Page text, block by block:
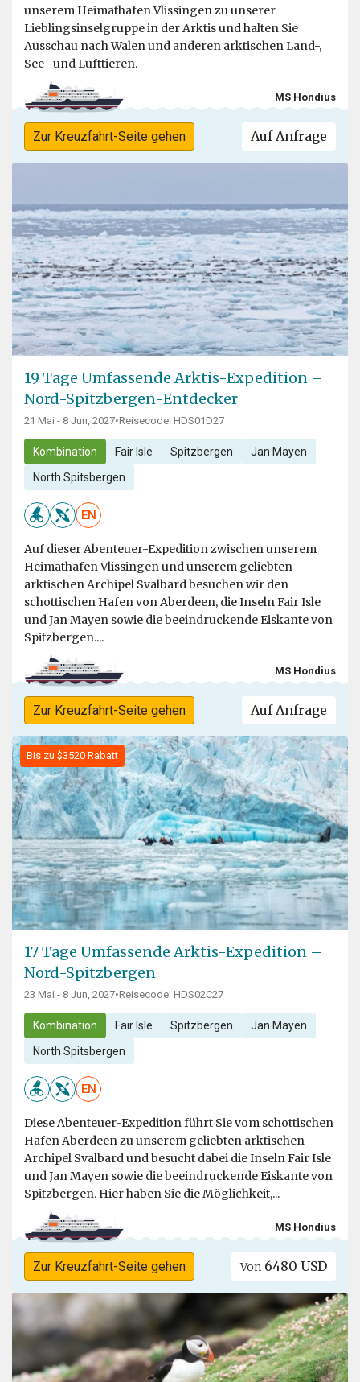
unserem Heimathafen Vlissingen zu unserer
Lieblingsinselgruppe in der Arktis und halten Sie
Ausschau nach Walen und anderen arktischen Land-,
See- und Lufttieren.
MS Hondius
Zur Kreuzfahrt-Seite gehen Auf Anfrage
19 Tage Umfassende Arktis-Expedition –
Nord-Spitzbergen-Entdecker
21 Mai - 8 Jun, 2027•Reisecode: HDS01D27
Kombination Fair Isle Spitzbergen Jan Mayen
North Spitsbergen
EN
Auf dieser Abenteuer-Expedition zwischen unserem
Heimathafen Vlissingen und unserem geliebten
arktischen Archipel Svalbard besuchen wir den
schottischen Hafen von Aberdeen, die Inseln Fair Isle
und Jan Mayen sowie die beeindruckende Eiskante von
Spitzbergen....
MS Hondius
Zur Kreuzfahrt-Seite gehen Auf Anfrage
Bis zu $3520 Rabatt
17 Tage Umfassende Arktis-Expedition –
Nord-Spitzbergen
23 Mai - 8 Jun, 2027•Reisecode: HDS02C27
Kombination Fair Isle Spitzbergen Jan Mayen
North Spitsbergen
EN
Diese Abenteuer-Expedition führt Sie vom schottischen
Hafen Aberdeen zu unserem geliebten arktischen
Archipel Svalbard und besucht dabei die Inseln Fair Isle
und Jan Mayen sowie die beeindruckende Eiskante von
Spitzbergen. Hier haben Sie die Möglichkeit,...
MS Hondius
Zur Kreuzfahrt-Seite gehen Von 6480 USD